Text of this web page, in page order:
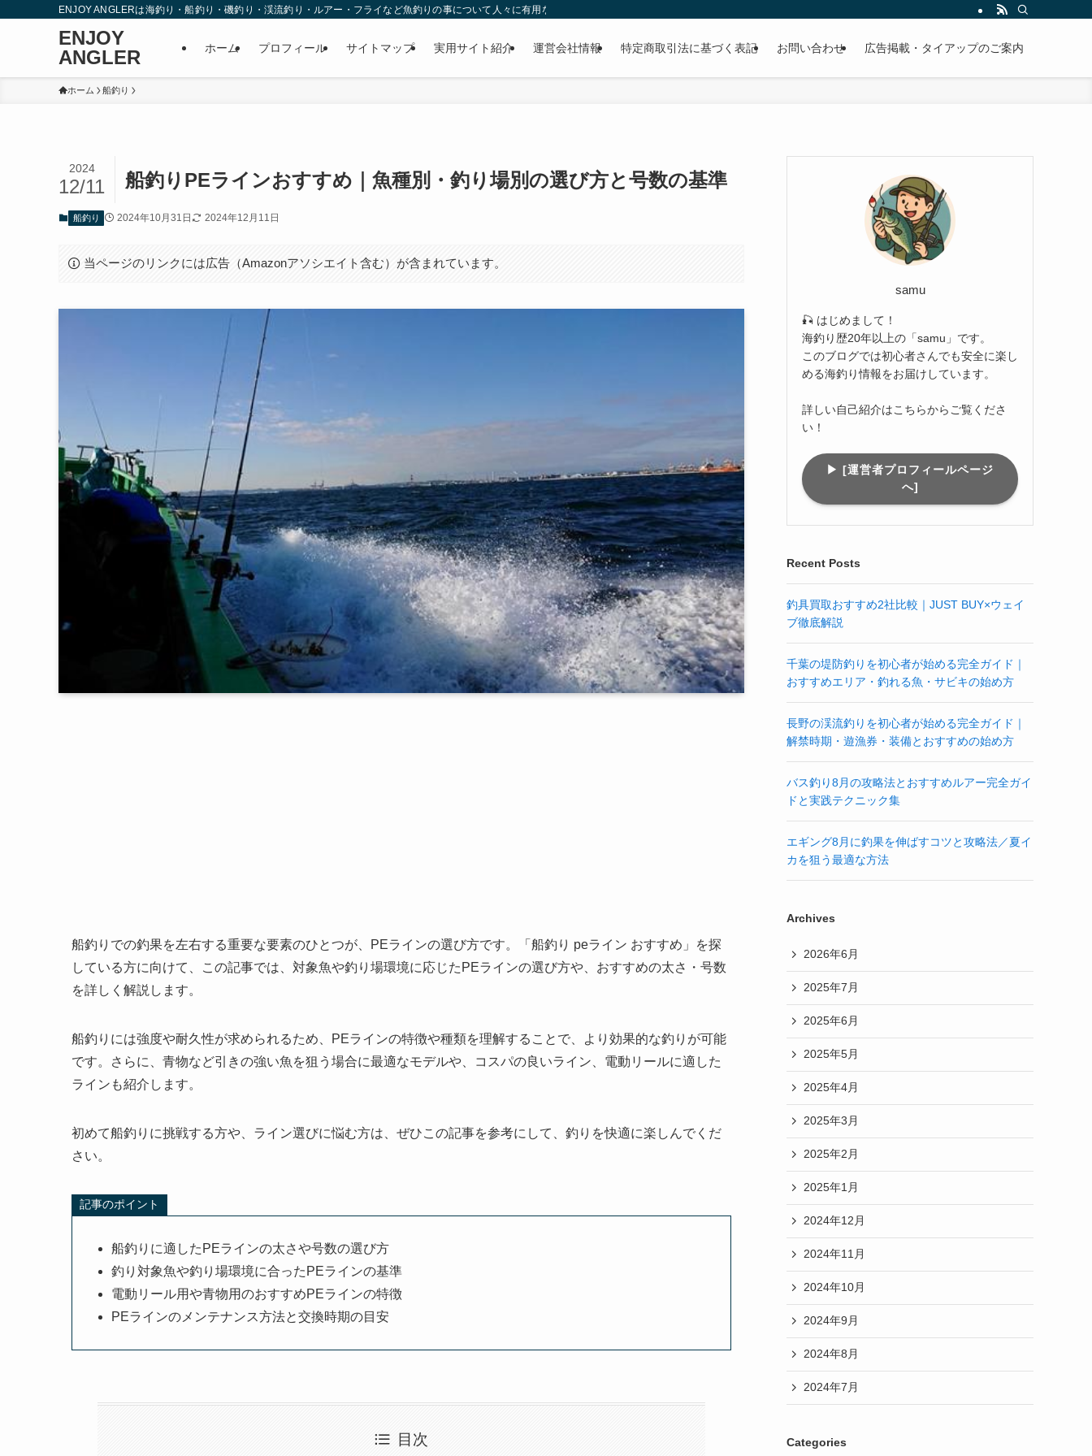
ENJOY ANGLERは海釣り・船釣り・磯釣り・渓流釣り・ルアー・フライなど魚釣りの事について人々に有用な気付きを与える目的で運営されているWEBサイトです。
ENJOY
ANGLER
ホーム プロフィール サイトマップ 実用サイト紹介 運営会社情報 特定商取引法に基づく表記 お問い合わせ 広告掲載・タイアップのご案内
ホーム 船釣り
船釣りPEラインおすすめ｜魚種別・釣り場別の選び方と号数の基準
2024
12/11
船釣り 2024年10月31日 2024年12月11日
当ページのリンクには広告（Amazonアソシエイト含む）が含まれています。
船釣りでの釣果を左右する重要な要素のひとつが、PEラインの選び方です。「船釣り peライン おすすめ」を探
している方に向けて、この記事では、対象魚や釣り場環境に応じたPEラインの選び方や、おすすめの太さ・号数
を詳しく解説します。
船釣りには強度や耐久性が求められるため、PEラインの特徴や種類を理解することで、より効果的な釣りが可能
です。さらに、青物など引きの強い魚を狙う場合に最適なモデルや、コスパの良いライン、電動リールに適した
ラインも紹介します。
初めて船釣りに挑戦する方や、ライン選びに悩む方は、ぜひこの記事を参考にして、釣りを快適に楽しんでくだ
さい。
記事のポイント
船釣りに適したPEラインの太さや号数の選び方
釣り対象魚や釣り場環境に合ったPEラインの基準
電動リール用や青物用のおすすめPEラインの特徴
PEラインのメンテナンス方法と交換時期の目安
目次
samu
🎣 はじめまして！
海釣り歴20年以上の「samu」です。
このブログでは初心者さんでも安全に楽し
める海釣り情報をお届けしています。
詳しい自己紹介はこちらからご覧くださ
い！
▶︎ [運営者プロフィールページ
へ]
Recent Posts
釣具買取おすすめ2社比較｜JUST BUY×ウェイ
ブ徹底解説
千葉の堤防釣りを初心者が始める完全ガイド｜
おすすめエリア・釣れる魚・サビキの始め方
長野の渓流釣りを初心者が始める完全ガイド｜
解禁時期・遊漁券・装備とおすすめの始め方
バス釣り8月の攻略法とおすすめルアー完全ガイ
ドと実践テクニック集
エギング8月に釣果を伸ばすコツと攻略法／夏イ
カを狙う最適な方法
Archives
2026年6月
2025年7月
2025年6月
2025年5月
2025年4月
2025年3月
2025年2月
2025年1月
2024年12月
2024年11月
2024年10月
2024年9月
2024年8月
2024年7月
Categories